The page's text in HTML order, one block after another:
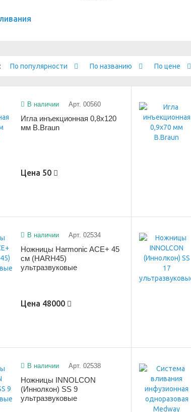
По популярности По названию По цене
В наличии Арт. 00560
Игла инъекционная 0,8х120
мм B.Braun
Цена 50
В наличии Арт. 02534
Ножницы Harmonic ACE+ 45
см (HARH45)
ультразвуковые
Цена 48000
В наличии Арт. 02538
Ножницы INNOLCON
(Иннолкон) SS 9
ультразвуковые